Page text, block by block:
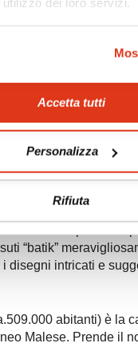
Accetta tutti
Personalizza
Rifiuta
XVI sec., racchiuso da
orientale della
tradizione
filatura su rocchetti
eseguiti
“batik”
disegni intricati e
abitanti) è la
Malese. Prende il